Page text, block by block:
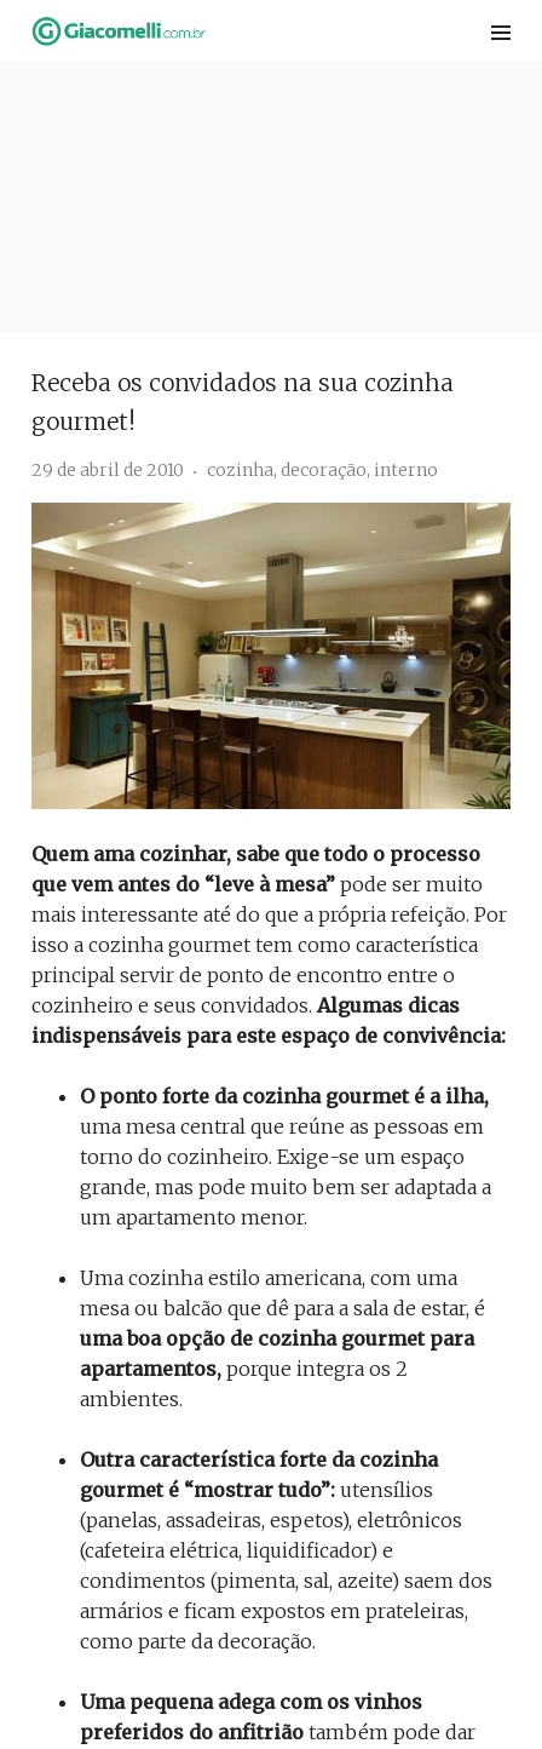
Skip
Receba os convidados na sua cozinha
gourmet!
29 de abril de 2010 cozinha, decoração, interno
Quem ama cozinhar, sabe que todo o processo
que vem antes do “leve à mesa” pode ser muito
mais interessante até do que a própria refeição. Por
isso a cozinha gourmet tem como característica
principal servir de ponto de encontro entre o
cozinheiro e seus convidados.Algumas dicas
indispensáveis para este espaço de convivência:
O ponto forte da cozinha gourmet é a ilha,
uma mesa central que reúne as pessoas em
torno do cozinheiro. Exige-se um espaço
grande, mas pode muito bem ser adaptada a
um apartamento menor.
Uma cozinha estilo americana, com uma
mesa ou balcão que dê para a sala de estar, é
uma boa opção de cozinha gourmet para
apartamentos, porque integra os 2
ambientes.
Outra característica forte da cozinha
gourmet é “mostrar tudo”: utensílios
(panelas, assadeiras, espetos), eletrônicos
(cafeteira elétrica, liquidificador) e
condimentos (pimenta, sal, azeite) saem dos
armários e ficam expostos em prateleiras,
como parte da decoração.
Uma pequena adega com os vinhos
preferidos do anfitrião também pode dar